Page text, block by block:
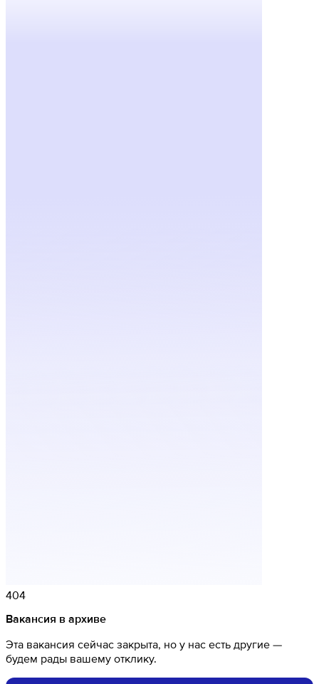
404
Вакансия в архиве
Эта вакансия сейчас закрыта, но у нас есть другие —
будем рады вашему отклику.